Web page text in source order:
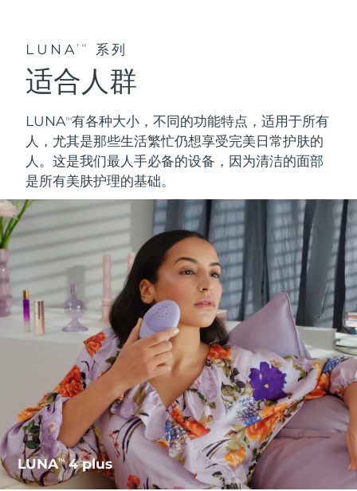
LUNATM 系列
适合人群
LUNATM有各种大小，不同的功能特点，适用于所有
人 ，尤其是那些生活繁忙仍想享受完美日常护肤的
人。这是我们最 人手必备的设备，因为清洁的面部
是所有美肤护理的基础。
LUNATM4 plus
Travel-friendly IPL hair removal
PEACH™ Cooling Prep Gel
Cooling IPL hair removal gel
Firming body serum
ESPADA™ 2
Acne treatment device
ESPADA™ Blemish Solution
Concentrated acne gel
ESPADA™ 设备
All acne treatment devices
IRIS™ 2
Rejuvenating eye massager
眼部护肤
Advanced eye care treatment
眼部护理设备
All revitalizing eye massagers
KIWI™ derma
Diamond microdermabrasion .
KIWI™
Blackhead remover
KIWI™ 皮肤护理
Advanced pore care essentials
LUNA™ 4 hair
2-in-1 LED scalp massager
FLIP™ play advanced
LED light hairbrush
LUNA™ Dual-Peptide Scalp
Serum
For healthy hair
牙齿美白
NEW
issa™ Teeth Whitening Set
Dual LED + sonic device & 18% PAP gel
issa™ Teeth Whitening Gel
18% PAP
更多的
护肤品 男士
全部购买
FOREO APP
关于我们
匈牙利
印度尼西亚 预计送达日期8/8/26
爱尔兰
马恩岛 预计送达日期 8/12/26
以色列 预计送达日期8/14/26
意大利 预计送达日期8/10/26
日本 预计送达日期8/13/26
预计送达日期8/15/26
哈萨克斯坦 预计送达日期8/12/26
科威特 预计送达日期8/10/26
拉脱维亚 预计送达日期